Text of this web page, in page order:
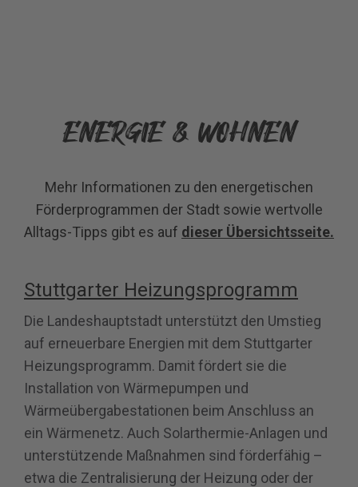
ENERGIE & WOHNEN
Mehr Informationen zu den energetischen
Förderprogrammen der Stadt sowie wertvolle
Alltags-Tipps gibt es auf dieser Übersichtsseite.
Stuttgarter Heizungsprogramm
Die Landeshauptstadt unterstützt den Umstieg
auf erneuerbare Energien mit dem Stuttgarter
Heizungsprogramm. Damit fördert sie die
Installation von Wärmepumpen und
Wärmeübergabestationen beim Anschluss an
ein Wärmenetz. Auch Solarthermie-Anlagen und
unterstützende Maßnahmen sind förderfähig –
etwa die Zentralisierung der Heizung oder der